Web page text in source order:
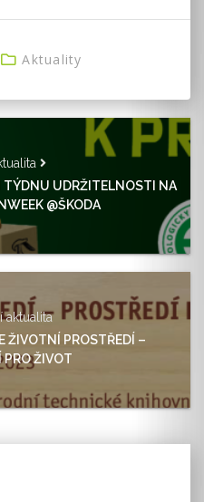
Aktuality
TÝDNU UDRŽITELNOSTI NA
@ŠKODA
ŽIVOTNÍ PROSTŘEDÍ –
PRO ŽIVOT